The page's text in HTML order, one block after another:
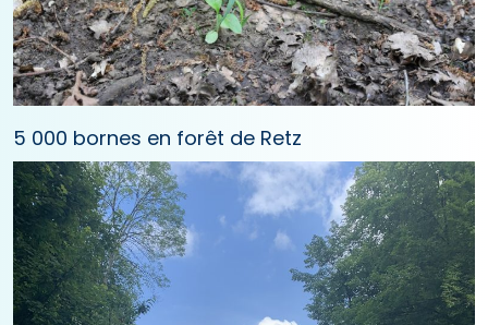
5 000 bornes en forêt de Retz